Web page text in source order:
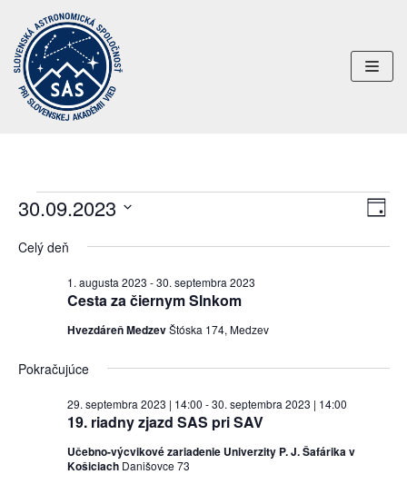
Preskočiť
na
obsah
DEŇ
30.09.2023
dátum.
Celý deň
Cesta za čiernym Slnkom
1. augusta 2023 -30. septembra 2023
Hvezdáreň MedzevŠtóska 174, Medzev
Pokračujúce
19. riadny zjazd SAS pri SAV
29. septembra 2023 | 14:00 -30. septembra 2023 | 14:00
Učebno-výcvikové zariadenie Univerzity P. J. Šafárika v
Košiciach Danišovce 73